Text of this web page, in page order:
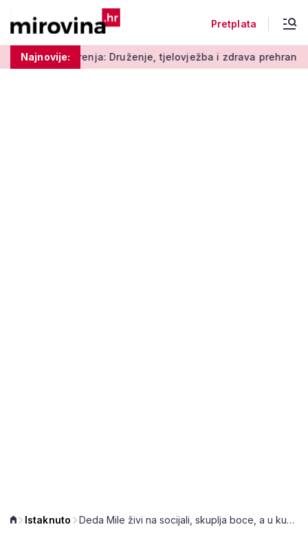
Pretplata
Najnovije:
Druženje, tjelovježba i zdrava prehrana za umirovljenike
Istaknuto Deda Mile živi na socijali, skuplja boce, a u kući nikada nije imao struju!